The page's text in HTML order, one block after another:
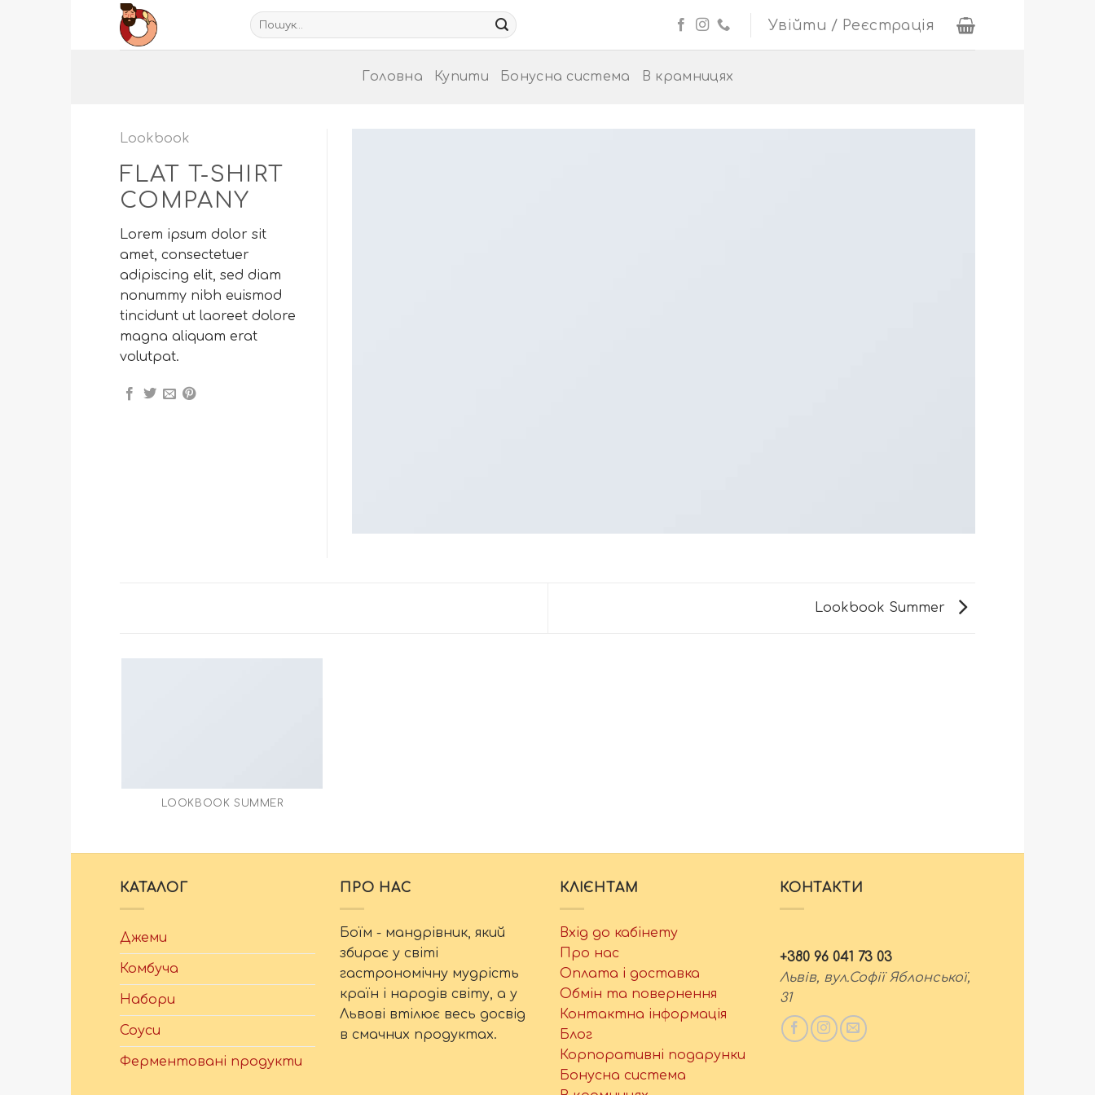
Пропустити
Шукати: Увійти / Реєстрація
Головна Купити Бонусна система В крамницях
Lookbook
FLAT T-SHIRT
COMPANY
Lorem ipsum dolor sit
amet, consectetuer
adipiscing elit, sed diam
nonummy nibh euismod
tincidunt ut laoreet dolore
magna aliquam erat
volutpat.
Lookbook Summer
LOOKBOOK SUMMER
КАТАЛОГ
Джеми
Комбуча
Набори
Соуси
Ферментовані продукти
ПРО НАС
Боїм - мандрівник, який
збирає у світі
гастрономічну мудрість
країн і народів світу, а у
Львові втілює весь досвід
в смачних продуктах.
КЛІЄНТАМ
Вхід до кабінету
Про нас
Оплата і доставка
Обмін та повернення
Контактна інформація
Блог
Корпоративні подарунки
Бонусна система
КОНТАКТИ
+380 96 041 73 03
Львів, вул.Софії Яблонської,
31